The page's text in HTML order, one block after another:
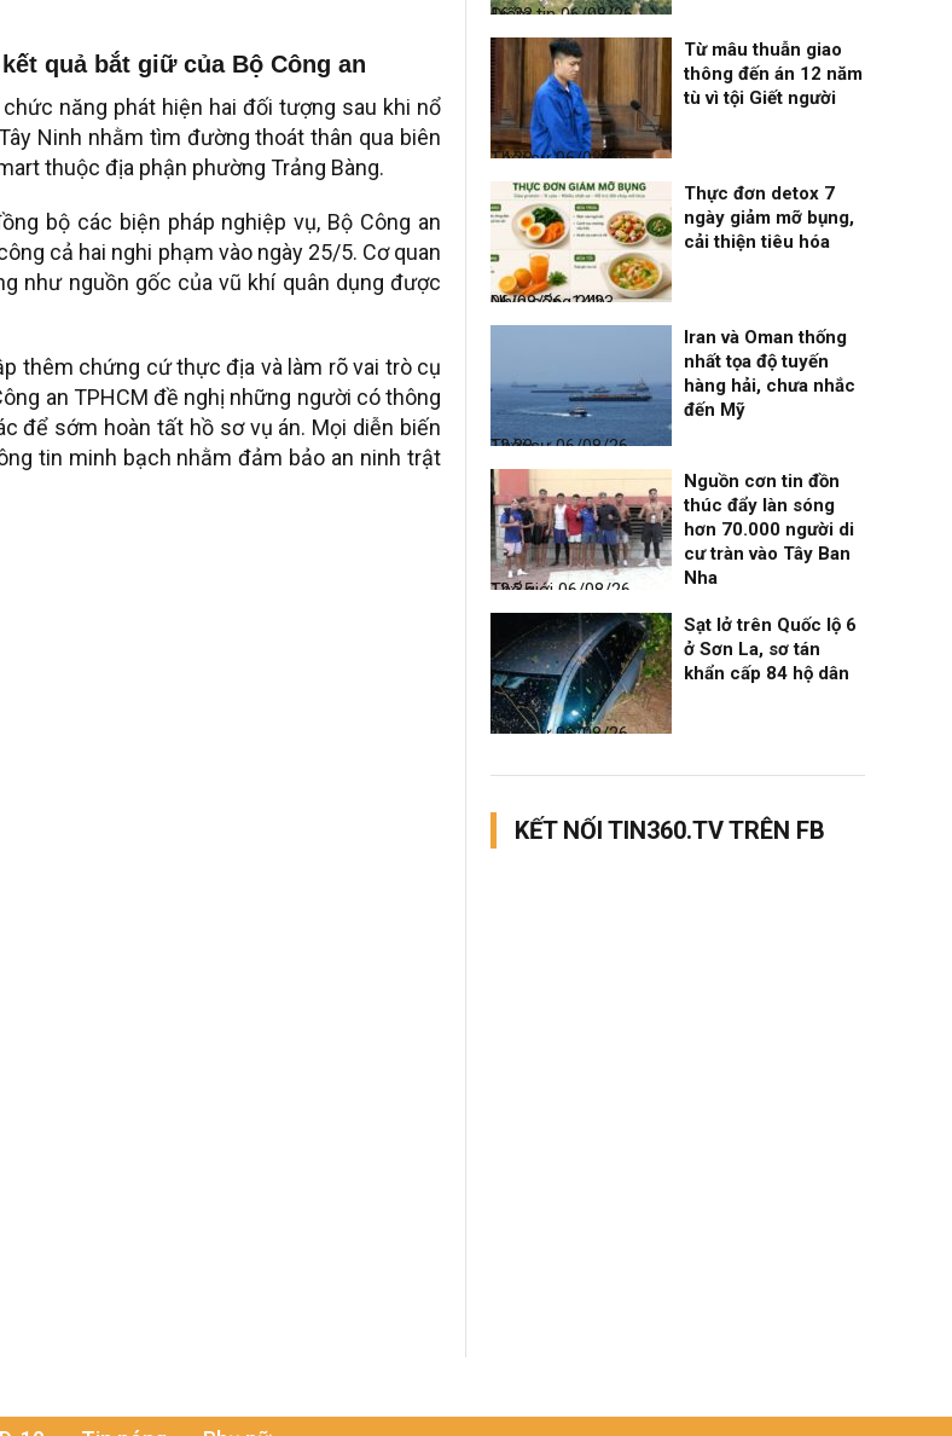
quả bắt giữ của Bộ Công an
năng phát hiện hai đối tượng sau khi nổ
Ninh nhằm tìm đường thoát thân qua biên
thuộc địa phận phường Trảng Bàng.
bộ các biện pháp nghiệp vụ, Bộ Công an
cả hai nghi phạm vào ngày 25/5. Cơ quan
như nguồn gốc của vũ khí quân dụng được
thêm chứng cứ thực địa và làm rõ vai trò cụ
an TPHCM đề nghị những người có thông
để sớm hoàn tất hồ sơ vụ án. Mọi diễn biến
tin minh bạch nhằm đảm bảo an ninh trật
Điểm tin
06/08/26, 16:23
Thời sự
06/08/26, 14:28
Từ mâu thuẫn giao
thông đến án 12 năm
tù vì tội Giết người
Nhịp sống 24h
06/08/26, 14:23
Thực đơn detox 7
ngày giảm mỡ bụng,
cải thiện tiêu hóa
Thời sự
06/08/26, 12:38
Iran và Oman thống
nhất tọa độ tuyến
hàng hải, chưa nhắc
đến Mỹ
Thế giới
06/08/26, 12:35
Nguồn cơn tin đồn
thúc đẩy làn sóng
hơn 70.000 người di
cư tràn vào Tây Ban
Nha
Thời sự
06/08/26, 12:33
Sạt lở trên Quốc lộ 6
ở Sơn La, sơ tán
khẩn cấp 84 hộ dân
KẾT NỐI TIN360.TV TRÊN FB